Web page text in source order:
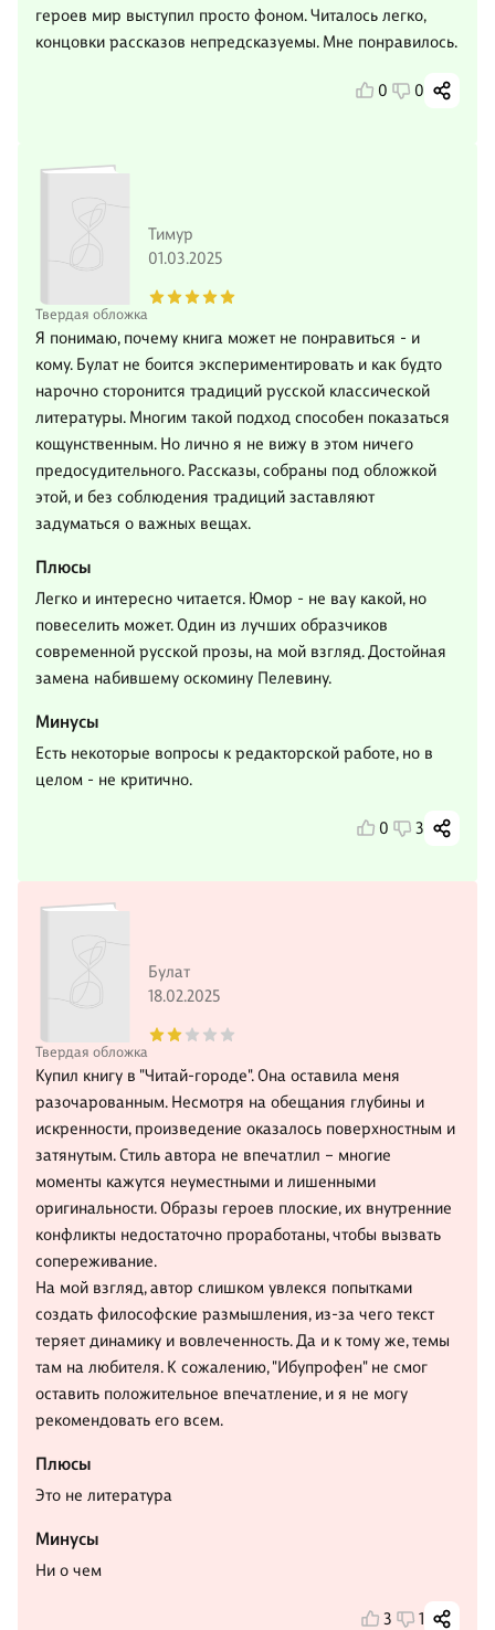
героев мир выступил просто фоном. Читалось легко,
концовки рассказов непредсказуемы. Мне понравилось.
0 0
Твердая обложка
Тимур
01.03.2025
Я понимаю, почему книга может не понравиться - и
кому. Булат не боится экспериментировать и как будто
нарочно сторонится традиций русской классической
литературы. Многим такой подход способен показаться
кощунственным. Но лично я не вижу в этом ничего
предосудительного. Рассказы, собраны под обложкой
этой, и без соблюдения традиций заставляют
задуматься о важных вещах.
Плюсы
Легко и интересно читается. Юмор - не вау какой, но
повеселить может. Один из лучших образчиков
современной русской прозы, на мой взгляд. Достойная
замена набившему оскомину Пелевину.
Минусы
Есть некоторые вопросы к редакторской работе, но в
целом - не критично.
0 3
Твердая обложка
Булат
18.02.2025
Купил книгу в "Читай-городе". Она оставила меня
разочарованным. Несмотря на обещания глубины и
искренности, произведение оказалось поверхностным и
затянутым. Стиль автора не впечатлил – многие
моменты кажутся неуместными и лишенными
оригинальности. Образы героев плоские, их внутренние
конфликты недостаточно проработаны, чтобы вызвать
сопереживание.
На мой взгляд, автор слишком увлекся попытками
создать философские размышления, из-за чего текст
теряет динамику и вовлеченность. Да и к тому же, темы
там на любителя. К сожалению, "Ибупрофен" не смог
оставить положительное впечатление, и я не могу
рекомендовать его всем.
Плюсы
Это не литература
Минусы
Ни о чем
3 1